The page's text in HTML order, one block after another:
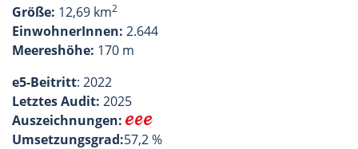
Größe: 12,69 km2
EinwohnerInnen: 2.644
Meereshöhe: 170 m
e5-Beitritt: 2022
Letztes Audit: 2025
Auszeichnungen:
Umsetzungsgrad:57,2 %